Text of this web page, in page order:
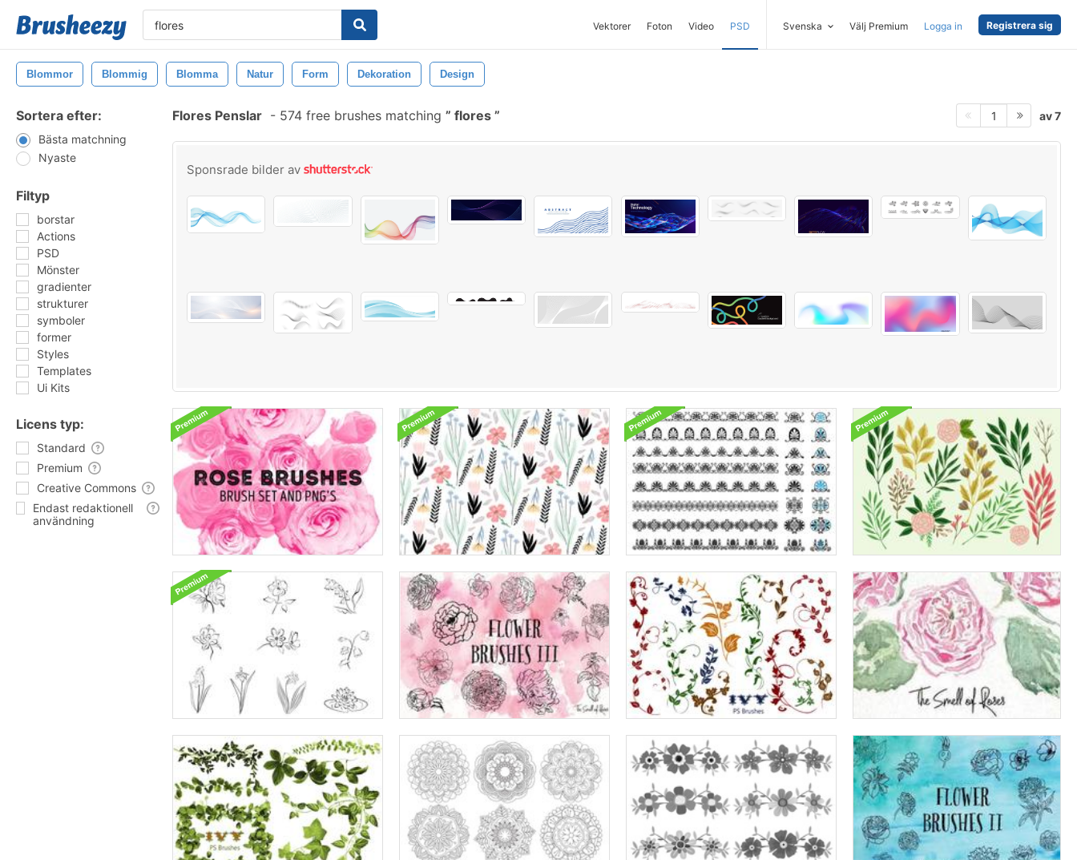
Vektorer Foton Video PSD Svenska Välj Premium Logga in Registrera sig
Blommor Blommig Blomma Natur Form Dekoration Design
Sortera efter:
Bästa matchning
Nyaste
Filtyp
borstar
Actions
PSD
Mönster
gradienter
strukturer
symboler
former
Styles
Templates
Ui Kits
Licens typ:
Standard
Premium
Creative Commons
Endast redaktionell
användning
Flores Penslar - 574 free brushes matching flores 1 av 7
Sponsrade bilder av